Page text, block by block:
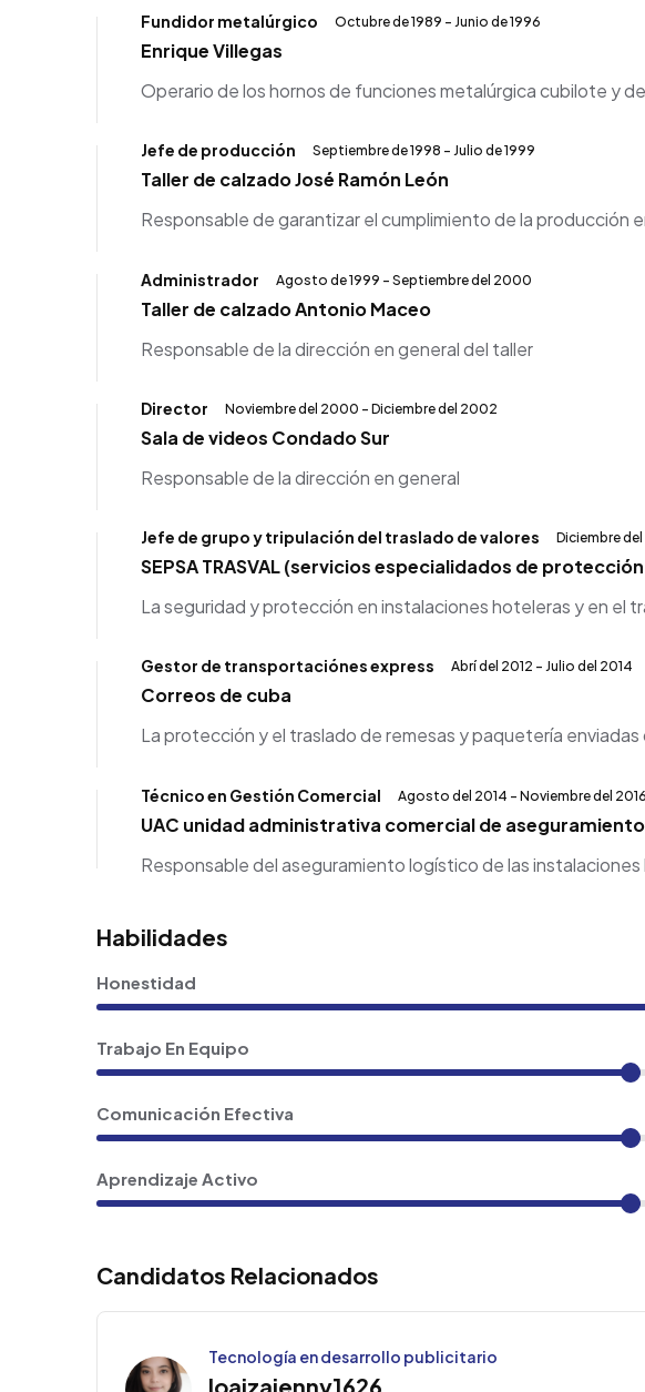
Fundidor metalúrgico Octubre de 1989 - Junio de 1996
Enrique Villegas
Operario de los hornos de funciones metalúrgica cubilote y
Jefe de producción Septiembre de 1998 - Julio de 1999
Taller de calzado José Ramón León
Responsable de garantizar el cumplimiento de la producción
Administrador Agosto de 1999 - Septiembre del 2000
Taller de calzado Antonio Maceo
Responsable de la dirección en general del taller
Director Noviembre del 2000 - Diciembre del 2002
Sala de videos Condado Sur
Responsable de la dirección en general
Jefe de grupo y tripulación del traslado de valores Diciembre
SEPSA TRASVAL (servicios especialidados de
La seguridad y protección en instalaciones hoteleras y en el
Gestor de transportaciónes express Abrí del 2012 - Julio del 2014
Correos de cuba
La protección y el traslado de remesas y paquetería
Técnico en Gestión Comercial Agosto del 2014 - Noviembre del 2016
UAC unidad administrativa comercial de
Responsable del aseguramiento logístico de las
Habilidades
Honestidad
Trabajo En Equipo
Comunicación Efectiva
Aprendizaje Activo
Candidatos Relacionados
Tecnología en desarrollo publicitario
loaizajenny1626